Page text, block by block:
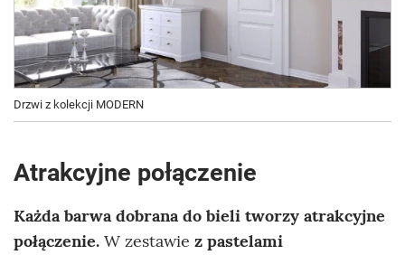
Drzwi z kolekcji MODERN
Atrakcyjne połączenie
Każda barwa dobrana do bieli tworzy atrakcyjne
połączenie. W zestawie z pastelami